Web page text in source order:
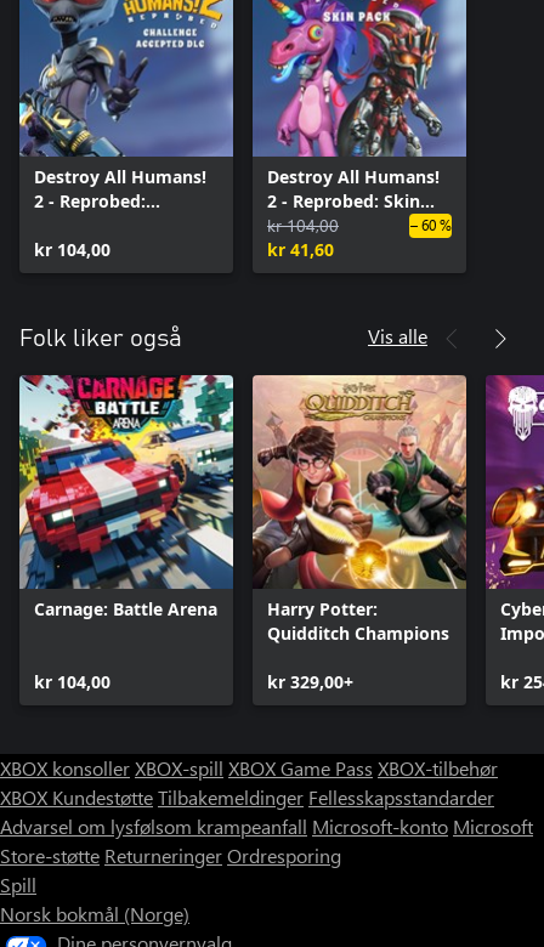
Destroy All Humans!
2 - Reprobed:
DLC
kr 104,00
Destroy All Humans!
2 - Reprobed: Skin
Pack
kr 104,00
kr 41,60
– 60 %
Folk liker også Vis alle
Carnage: Battle Arena
kr 104,00
Harry Potter:
Quidditch Champions
kr 329,00+
kr
XBOX konsollerXBOX-spill XBOX Game Pass XBOX-tilbehør
XBOX KundestøtteTilbakemeldinger Fellesskapsstandarder
Advarsel om lysfølsom krampeanfall Microsoft-konto Microsoft
Store-støtte ReturneringerOrdresporing
Spill
Norsk bokmål (Norge)